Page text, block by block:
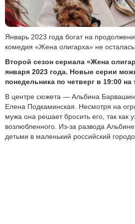
Январь 2023 года богат на
комедия «Жена олигарха» не
Второй сезон сериала «Жена
января 2023 года. Новые серии
понедельника по четверг в 19:00 на
В центре сюжета — Альбина
Елена Подкаминская. Несмотря на
мужа она решает бросить его, так как
возлюбленного. Из-за развода
детьми в маленький российский